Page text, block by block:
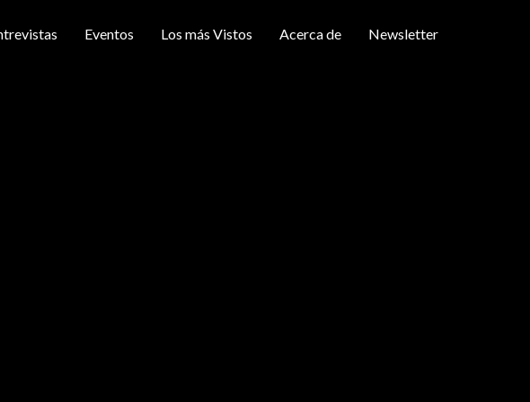
Eventos Los más Vistos Acerca de Newsletter